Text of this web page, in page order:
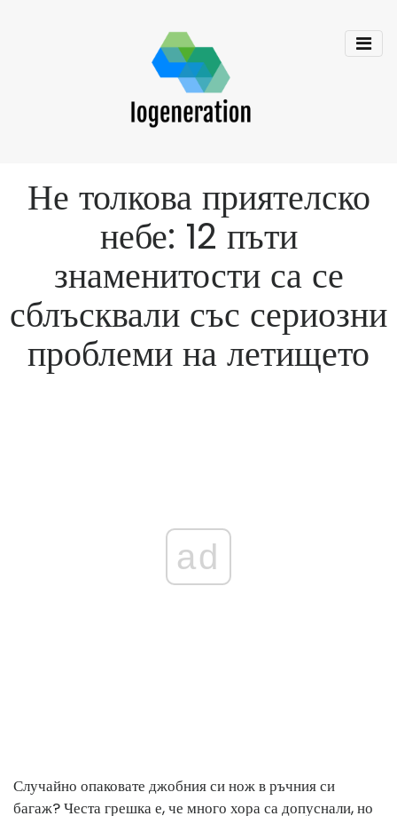
Не толкова приятелско
небе: 12 пъти
знаменитости са се
сблъсквали със сериозни
проблеми на летището
ad
Случайно опаковате джобния си нож в ръчния си
багаж? Честа грешка е, че много хора са допуснали, но